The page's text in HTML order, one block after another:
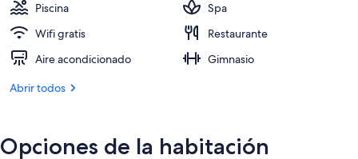
Ropa de cama de alta calidad,
Piscina
Spa
Wifi gratis
Restaurante
Aire acondicionado
Gimnasio
Abrir todos
Opciones de la habitación